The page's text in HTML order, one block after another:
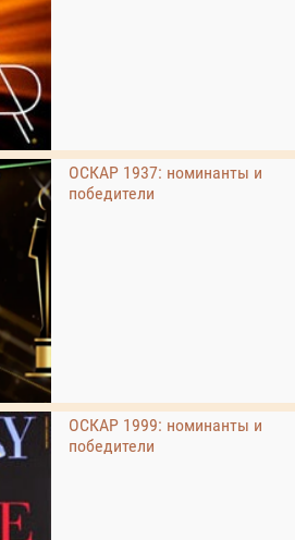
ОСКАР 1937: номинанты и
победители
ОСКАР 1999: номинанты и
победители